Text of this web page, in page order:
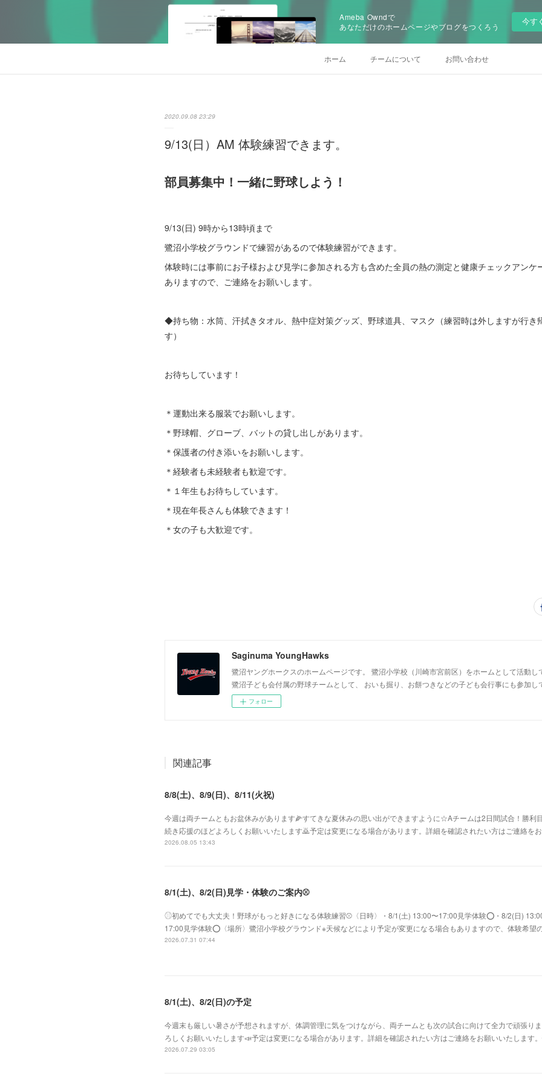
Ameba Owndで
あなただけのホームページやブログをつくろう
今す
ホーム チームについて お問い合わせ
2020.09.08 23:29
9/13(日）AM 体験練習できます。
部員募集中！一緒に野球しよう！
9/13(日) 9時から13時頃まで
鷺沼小学校グラウンドで練習があるので体験練習ができます。
体験時には事前にお子様および見学に参加される方も含めた全員の熱の測定と健康チェックアンケ
ありますので、ご連絡をお願いします。
◆持ち物：水筒、汗拭きタオル、熱中症対策グッズ、野球道具、マスク（練習時は外しますが行き
す）
お待ちしています！
＊運動出来る服装でお願いします。
＊野球帽、グローブ、バットの貸し出しがあります。
＊保護者の付き添いをお願いします。
＊経験者も未経験者も歓迎です。
＊１年生もお待ちしています。
＊現在年長さんも体験できます！
＊女の子も大歓迎です。
Saginuma YoungHawks
鷺沼ヤングホークスのホームページです。 鷺沼小学校（川崎市宮前区）をホームとして活動し
鷺沼子ども会付属の野球チームとして、 おいも掘り、お餅つきなどの子ども会行事にも参加し
フォロー
関連記事
8/8(土)、8/9(日)、8/11(火祝)
今週は両チームともお盆休みがあります🌽すてきな夏休みの思い出ができますように☆Aチームは2日間試合！勝利
続き応援のほどよろしくお願いいたします🙇予定は変更になる場合があります。詳細を確認されたい方はご連絡を
2026.08.05 13:43
8/1(土)、8/2(日)見学・体験のご案内⚾️
⚾︎初めてでも大丈夫！野球がもっと好きになる体験練習⚾〈日時〉・8/1(土) 13:00〜17:00見学体験⭕️・8/2(日)
17:00見学体験⭕️〈場所〉鷺沼小学校グラウンド※天候などにより予定が変更になる場合もありますので、体験希望
2026.07.31 07:44
8/1(土)、8/2(日)の予定
今週末も厳しい暑さが予想されますが、体調管理に気をつけながら、両チームとも次の試合に向けて全力で頑張り
ろしくお願いいたします📣予定は変更になる場合があります。詳細を確認されたい方はご連絡をお願いいたします
2026.07.29 03:05